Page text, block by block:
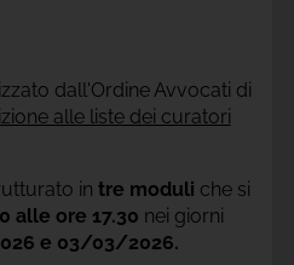
dall'Ordine Avvocati di
alle liste dei curatori
in tre moduli che si
alle ore 17.30 nei giorni
e 03/03/2026.